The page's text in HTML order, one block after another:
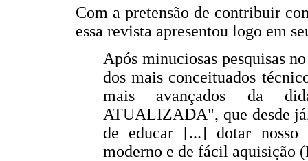
Com a pretensão de contribuir
essa revista apresentou logo em
Após minuciosas pesquisas
dos mais conceituados
mais avançados da
ATUALIZADA", que desde
de educar [...] dotar nosso
moderno e de fácil aquisição